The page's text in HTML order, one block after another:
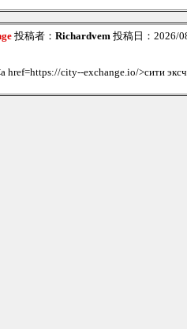
投稿者： Richardvem 投稿日：2026/
href=https://city--exchange.io/>сити